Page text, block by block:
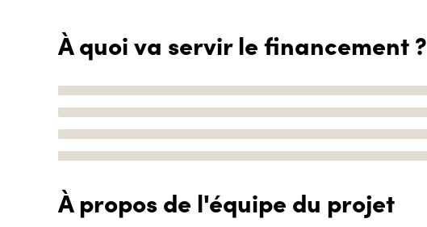
À quoi va servir le financement ?
À propos de l'équipe du projet